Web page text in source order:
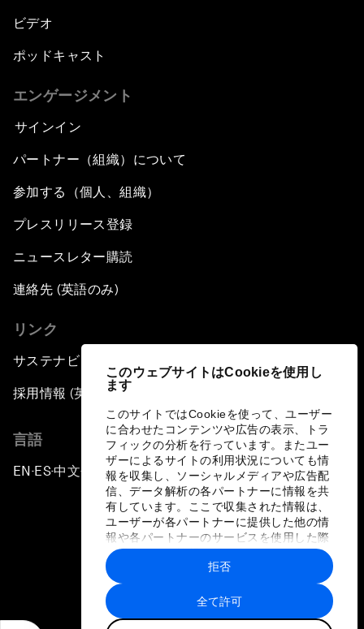
このウェブサイトはCookieを使用し
ます
このサイトではCookieを使って、ユーザー
に合わせたコンテンツや広告の表示、トラ
フィックの分析を行っています。またユー
ザーによるサイトの利用状況についても情
報を収集し、ソーシャルメディアや広告配
信、データ解析の各パートナーに情報を共
有しています。ここで収集された情報は、
ユーザーが各パートナーに提供した他の情
報や各パートナーのサービスを使用した際
に収集された情報と組み合わされ、各パー
トナーによって使用されることがありま
す。
全て許可
拒否
ビデオ
ポッドキャスト
エンゲージメント
サインイン
パートナー（組織）について
参加する（個人、組織）
プレスリリース登録
ニュースレター購読
連絡先 (英語のみ)
リンク
サステナビリティへの取り組み
採用情報 (英語のみ)
言語
EN ▪ ES▪中文▪ 日本語
プライバシーポリシーと利用規約
サイトマップ